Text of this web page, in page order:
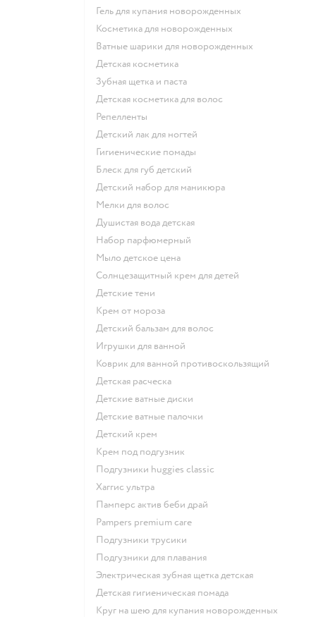
гель для купания новорожденных
косметика для новорожденных
ватные шарики для новорожденных
детская косметика
зубная щетка и паста
детская косметика для волос
репелленты
детский лак для ногтей
гигиенические помады
блеск для губ детский
детский набор для маникюра
мелки для волос
душистая вода детская
набор парфюмерный
мыло детское цена
солнцезащитный крем для детей
детские тени
крем от мороза
детский бальзам для волос
игрушки для ванной
коврик для ванной противоскользящий
детская расческа
детские ватные диски
детские ватные палочки
детский крем
крем под подгузник
подгузники huggies classic
хаггис ультра
памперс актив беби драй
pampers premium care
подгузники трусики
подгузники для плавания
электрическая зубная щетка детская
детская гигиеническая помада
круг на шею для купания новорожденных